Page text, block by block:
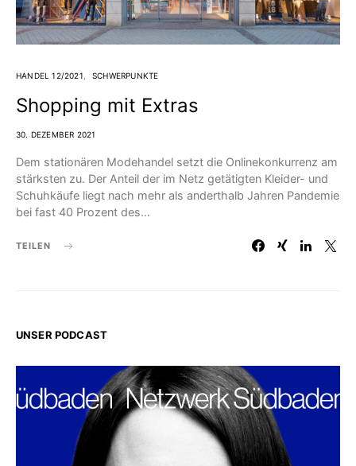
HANDEL 12/2021 SCHWERPUNKTE
Shopping mit Extras
30. DEZEMBER 2021
Dem stationären Modehandel setzt die Onlinekonkurrenz am
stärksten zu. Der Anteil der im Netz getätigten Kleider- und
Schuhkäufe liegt nach mehr als anderthalb Jahren Pandemie
bei fast 40 Prozent des…
TEILEN
UNSER PODCAST